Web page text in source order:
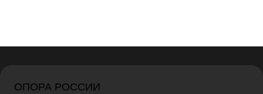
ОПОРА РОССИИ